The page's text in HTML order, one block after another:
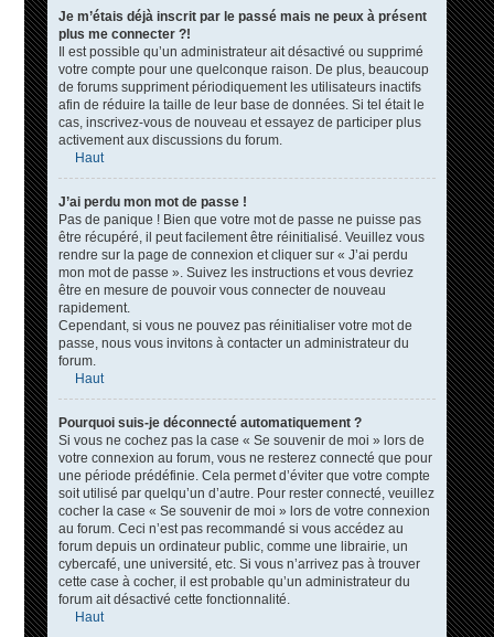
Je m’étais déjà inscrit par le passé mais ne peux à présent
plus me connecter ?!
Il est possible qu’un administrateur ait désactivé ou supprimé
votre compte pour une quelconque raison. De plus, beaucoup
de forums suppriment périodiquement les utilisateurs inactifs
afin de réduire la taille de leur base de données. Si tel était le
cas, inscrivez-vous de nouveau et essayez de participer plus
activement aux discussions du forum.
Haut
J’ai perdu mon mot de passe !
Pas de panique ! Bien que votre mot de passe ne puisse pas
être récupéré, il peut facilement être réinitialisé. Veuillez vous
rendre sur la page de connexion et cliquer sur « J’ai perdu
mon mot de passe ». Suivez les instructions et vous devriez
être en mesure de pouvoir vous connecter de nouveau
rapidement.
Cependant, si vous ne pouvez pas réinitialiser votre mot de
passe, nous vous invitons à contacter un administrateur du
forum.
Haut
Pourquoi suis-je déconnecté automatiquement ?
Si vous ne cochez pas la case « Se souvenir de moi » lors de
votre connexion au forum, vous ne resterez connecté que pour
une période prédéfinie. Cela permet d’éviter que votre compte
soit utilisé par quelqu’un d’autre. Pour rester connecté, veuillez
cocher la case « Se souvenir de moi » lors de votre connexion
au forum. Ceci n’est pas recommandé si vous accédez au
forum depuis un ordinateur public, comme une librairie, un
cybercafé, une université, etc. Si vous n’arrivez pas à trouver
cette case à cocher, il est probable qu’un administrateur du
forum ait désactivé cette fonctionnalité.
Haut